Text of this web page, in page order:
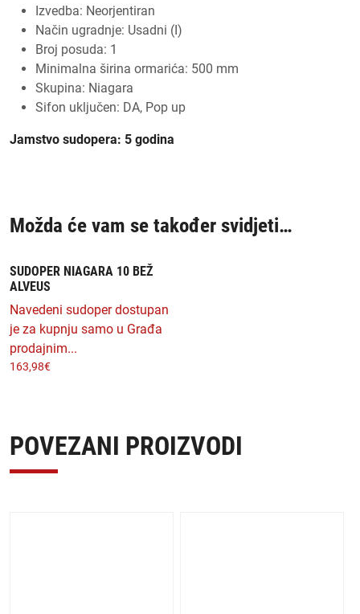
Izvedba: Neorjentiran
Način ugradnje: Usadni (I)
Broj posuda: 1
Minimalna širina ormarića: 500 mm
Skupina: Niagara
Sifon uključen: DA, Pop up
Jamstvo sudopera: 5 godina
Možda će vam se također svidjeti…
SUDOPER NIAGARA 10 BEŽ
ALVEUS
Navedeni sudoper dostupan
je za kupnju samo u Građa
prodajnim...
163,98€
POVEZANI PROIZVODI